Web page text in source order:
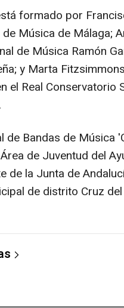
formado por
Música de Málaga;
de Música Ramón
y Marta
el Real Conservatorio
de Bandas de Música
de Juventud del
de la Junta de
de distrito Cruz